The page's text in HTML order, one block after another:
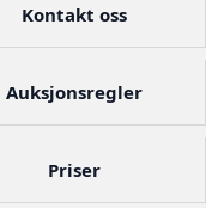
Kontakt oss
Auksjonsregler
Priser